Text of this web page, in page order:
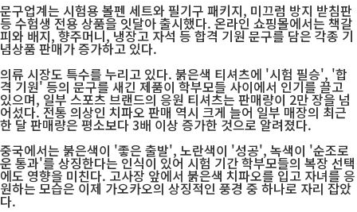
문구업계는 시험용 볼펜 세트와 필기구 패키지, 미끄럼 방지 받침판
등 수험생 전용 상품을 잇달아 출시했다. 온라인 쇼핑몰에서는 책갈
피와 배지, 향주머니, 냉장고 자석 등 합격 기원 문구를 담은 각종 기
념상품 판매가 증가하고 있다.
의류 시장도 특수를 누리고 있다. 붉은색 티셔츠에 '시험 필승', '합
격 기원' 등의 문구를 새긴 제품이 학부모들 사이에서 인기를 끌고
있으며, 일부 스포츠 브랜드의 응원 티셔츠는 판매량이 2만 장을 넘
어섰다. 전통 의상인 치파오 판매 역시 크게 늘어 일부 매장의 최근
한 달 판매량은 평소보다 3배 이상 증가한 것으로 알려졌다.
중국에서는 붉은색이 '좋은 출발', 노란색이 '성공', 녹색이 '순조로
운 통과'를 상징한다는 인식이 있어 시험 기간 학부모들의 복장 선택
에도 영향을 미친다. 고사장 앞에서 붉은색 치파오를 입고 자녀를 응
원하는 모습은 이제 가오카오의 상징적인 풍경 중 하나로 자리 잡았
다.